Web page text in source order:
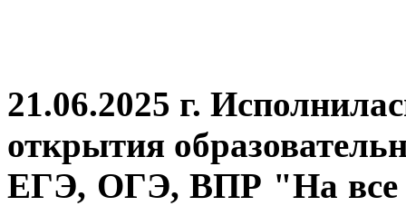
21.06.2025 г.
открытия
ЕГЭ, ОГЭ, ВПР "На все